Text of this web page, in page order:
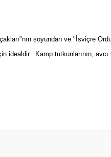
soyundan ve "İsviçre
idealdir. Kamp tutkunlarının, avcı